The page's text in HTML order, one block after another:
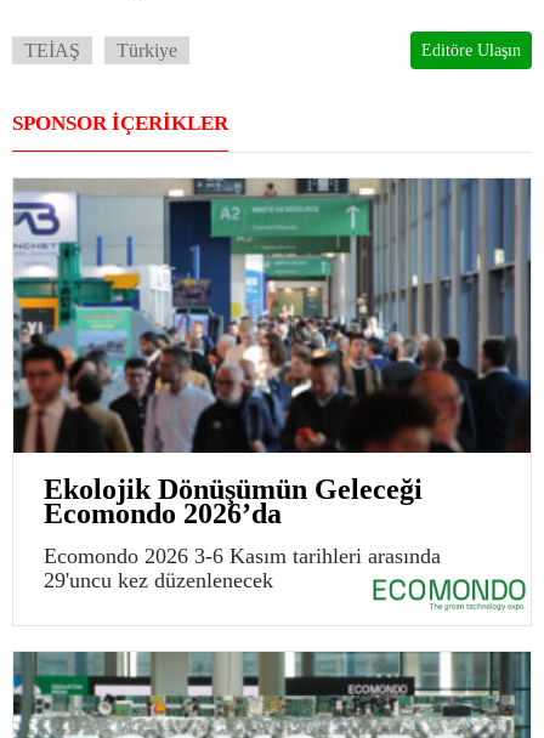
TEİAŞ Türkiye Editöre Ulaşın
SPONSOR İÇERİKLER
Ekolojik Dönüşümün Geleceği
Ecomondo 2026’da
Ecomondo 2026 3-6 Kasım tarihleri arasında
29'uncu kez düzenlenecek